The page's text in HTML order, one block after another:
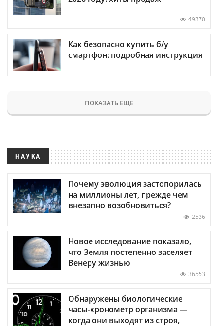
49370
Как безопасно купить б/у
смартфон: подробная инструкция
ПОКАЗАТЬ ЕЩЕ
НАУКА
Почему эволюция застопорилась
на миллионы лет, прежде чем
внезапно возобновиться?
2536
Новое исследование показало,
что Земля постепенно заселяет
Венеру жизнью
36553
Обнаружены биологические
часы-хронометр организма —
когда они выходят из строя,